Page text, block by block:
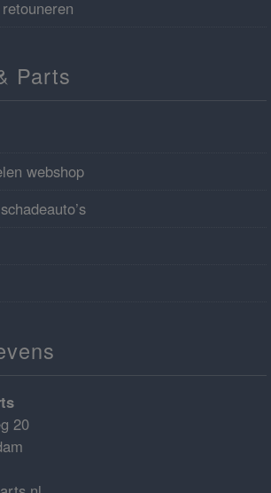
Parts
webshop
20